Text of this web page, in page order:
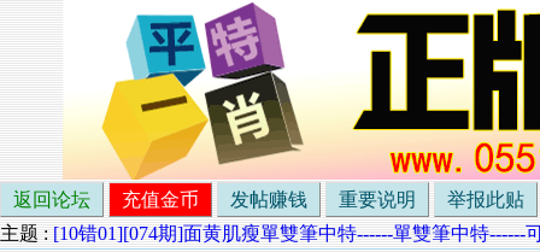
返回论坛 充值金币 发帖赚钱 重要说明
举报此贴
主题 : [10错01][074期]面黄肌瘦單雙筆中特------單雙筆中特------